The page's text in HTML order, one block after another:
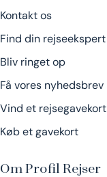
Kontakt os
Find din rejseekspert
Bliv ringet op
Få vores nyhedsbrev
Vind et rejsegavekort
Køb et gavekort
Om Profil Rejser